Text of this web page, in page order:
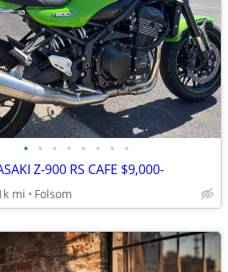
• • • • • • • •
Z-900 RS CAFE $9,000-
mi Folsom